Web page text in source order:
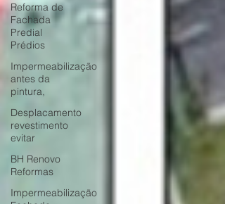
Reforma de
Fachada
Predial
Prédios
Impermeabilização
antes da
pintura,
Desplacamento
revestimento
evitar
BH Renovo
Reformas
Impermeabilização